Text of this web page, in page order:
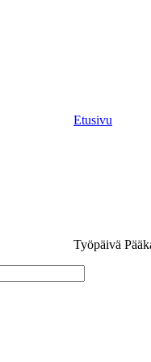
Etusivu
Työpäivä